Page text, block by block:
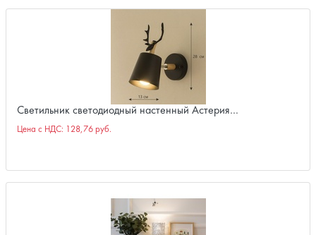
Светильник светодиодный настенный Астерия…
Цена с НДС: 128,76 руб.